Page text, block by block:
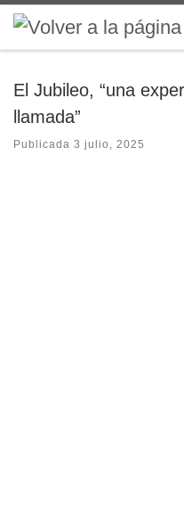
Saltar al contenido
El Jubileo, “una
llamada”
Publicada 3 julio, 2025